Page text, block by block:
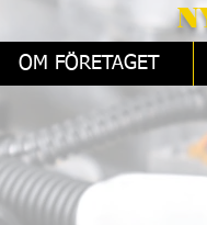
NY och
OM FÖRETAGET